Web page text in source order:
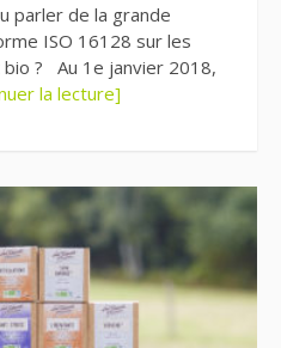
parler de la grande
ISO 16128 sur les
? Au 1e janvier 2018,
la lecture]